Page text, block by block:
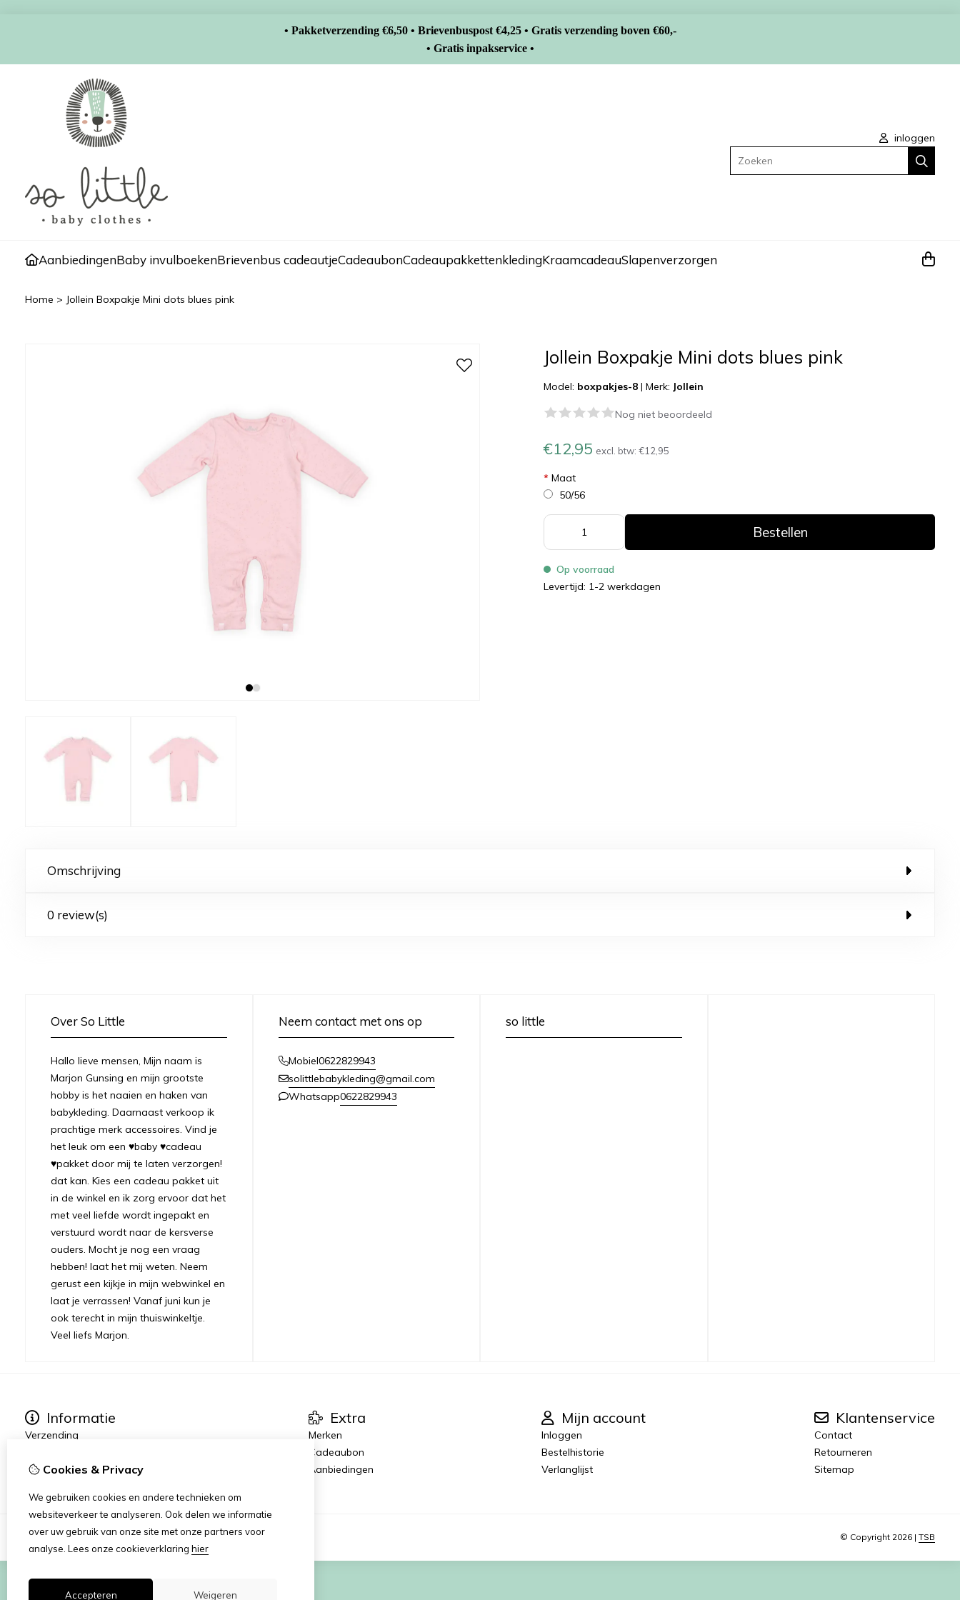
• Pakketverzending €6,50 • Brievenbuspost €4,25 • Gratis verzending boven €60,-
• Gratis inpakservice •
inloggen
Zoeken
AanbiedingenBaby invulboekenBrievenbus cadeautjeCadeaubonCadeaupakkettenkledingKraamcadeauSlapenverzorgen
Home > Jollein Boxpakje Mini dots blues pink
Jollein Boxpakje Mini dots blues pink
Model: boxpakjes-8 |Merk: Jollein
Nog niet beoordeeld
€12,95 excl. btw:€12,95
* Maat
50/56
Bestellen
Op voorraad
Levertijd: 1-2 werkdagen
Omschrijving
0 review(s)
Over So Little
Hallo lieve mensen, Mijn naam is
Marjon Gunsing en mijn grootste
hobby is het naaien en haken van
babykleding. Daarnaast verkoop ik
prachtige merk accessoires. Vind je
het leuk om een ♥baby ♥cadeau
♥pakket door mij te laten verzorgen!
dat kan. Kies een cadeau pakket uit
in de winkel en ik zorg ervoor dat het
met veel liefde wordt ingepakt en
verstuurd wordt naar de kersverse
ouders. Mocht je nog een vraag
hebben! laat het mij weten. Neem
gerust een kijkje in mijn webwinkel en
laat je verrassen! Vanaf juni kun je
ook terecht in mijn thuiswinkeltje.
Veel liefs Marjon.
Neem contact met ons op
Mobiel0622829943
solittlebabykleding@gmail.com
Whatsapp0622829943
so little
Informatie
Verzending
Algemene voorwaarden
Extra
Merken
Cadeaubon
Aanbiedingen
Mijn account
Inloggen
Bestelhistorie
Verlanglijst
Klantenservice
Contact
Retourneren
Sitemap
© Copyright 2026 | TSB
Cookies & Privacy
We gebruiken cookies en andere technieken om
websiteverkeer te analyseren. Ook delen we informatie
over uw gebruik van onze site met onze partners voor
analyse. Lees onze cookieverklaring hier
Accepteren Weigeren